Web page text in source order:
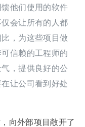
他们使用的软件
会让所有的人都
，为这些项目做
信赖的工程师的
，提供良好的公
让公司看到好处
向外部项目敞开了